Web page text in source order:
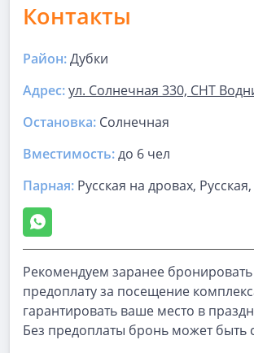
Контакты
Район:Дубки
Адрес:ул. Солнечная 330, СНТ
Остановка: Солнечная
Вместимость:до 6 чел
Парная: Русская на дровах,
Рекомендуем заранее
предоплату за посещение
гарантировать ваше место в
Без предоплаты бронь может быть